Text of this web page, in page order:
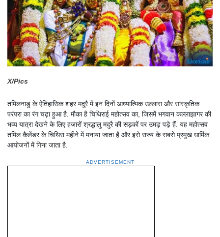
X/Pics
तमिलनाडु के ऐतिहासिक शहर मदुरै में इन दिनों आध्यात्मिक उल्लास और सांस्कृतिक
परंपरा का रंग चढ़ा हुआ है. मौका है चिथिराई महोत्सव का, जिसमें भगवान कल्लाझागर की
भव्य यात्रा देखने के लिए हजारों श्रद्धालु मदुरै की सड़कों पर उमड़ पड़े हैं. यह महोत्सव
तमिल कैलेंडर के चिथिरा महीने में मनाया जाता है और इसे राज्य के सबसे प्रमुख धार्मिक
आयोजनों में गिना जाता है.
ADVERTISEMENT